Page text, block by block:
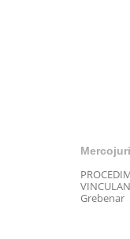
Grebenar